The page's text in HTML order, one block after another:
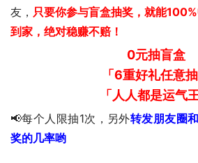
友， 只要你参与盲盒抽奖，就能
到家，绝对稳赚不赔！
0元抽盲盒
「6重好礼任意抽
「人人都是运气王
📢每个人限抽1次，另外转发朋友圈
奖的几率哟